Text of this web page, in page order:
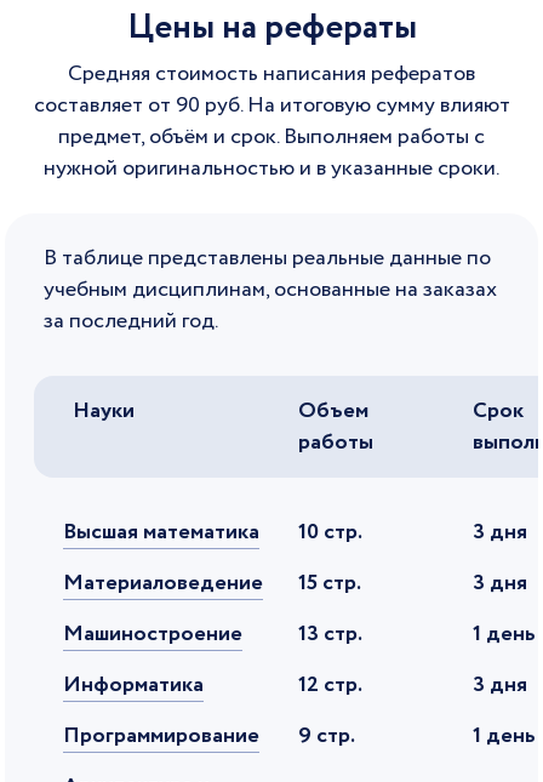
Цены на рефераты
Средняя стоимость написания рефератов
составляет от 90 руб. На итоговую сумму влияют
предмет, объём и срок. Выполняем работы с
нужной оригинальностью и в указанные сроки.
В таблице представлены реальные данные по
учебным дисциплинам, основанные на заказах
за последний год.
Науки
Объем
работы
Срок
Высшая математика 10 стр.
3 дня
Материаловедение
15 стр.
3 дня
Машиностроение
13 стр.
1 день
Информатика
12 стр.
3 дня
Программирование
9 стр.
1 день